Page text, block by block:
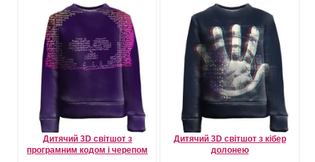
Дитячий 3D світшот з
програмним кодом і черепом
Дитячий 3D світшот з кібер
долонею